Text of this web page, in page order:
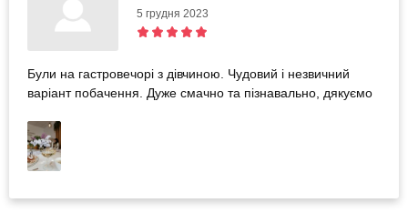
5 грудня 2023
Були на гастровечорі з дівчиною. Чудовий і незвичний
варіант побачення. Дуже смачно та пізнавально, дякуємо